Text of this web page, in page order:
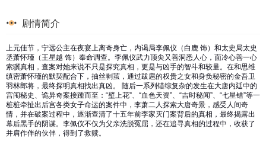
剧情简介
上元佳节，宁远公主在夜宴上离奇身亡，内谒局李佩仪（白鹿 饰）和太史局太史
丞萧怀瑾（王星越 饰）奉命调查。李佩仪武力顶尖又善洞悉人心，面冷心善一心
索骥真相，查案对她来说不只是探究真相，更是与凶手的智斗和较量。在和思维
缜密萧怀瑾的默契配合下，抽丝剥茧，通过跋扈的权贵之女和身负秘密的金吾卫
羽林郎将，最终探明真相找出真凶。 随后一系列错综复杂的发生在大唐内廷中的
宫闱秘史、诡异奇案接踵而至：“壁上花”、“血色天资”、“吉时秘闻”、“七星错”等一
桩桩牵扯出后宫各类女子命运的案件中，李萧二人探索大唐奇景，感受人间奇
情，并在破案过程中，逐渐查清了十五年前李家灭门案背后的真相，最终揭露出
幕后黑手的阴谋。李佩仪不仅为父亲洗脱冤屈，还在追寻真相的过程中，收获了
并肩作伴的伙伴，得到了救赎。